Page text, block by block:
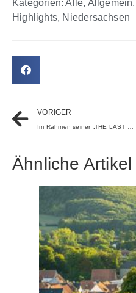
Kategorien: Alle, Allgemein,
Highlights, Niedersachsen
VORIGER
Ähnliche Artikel